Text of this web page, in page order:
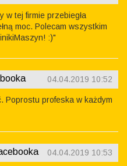
w tej firmie przebiegła
moc. Polecam wszystkim
:)"
04.04.2019 10:52
Poprostu profeska w każdym
04.04.2019 10:53